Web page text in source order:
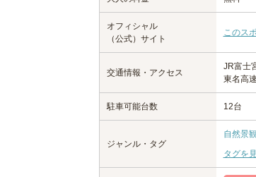
オフィシャル
（公式）サイト
このス
交通情報・アクセス
JR富士
東名高
駐車可能台数 12台
ジャンル・タグ
自然景
タグを